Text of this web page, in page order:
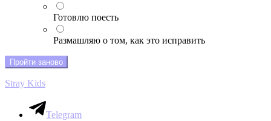
Готовлю поесть
Размашляю о том, как это исправить
Пройти заново
Stray Kids
Telegram